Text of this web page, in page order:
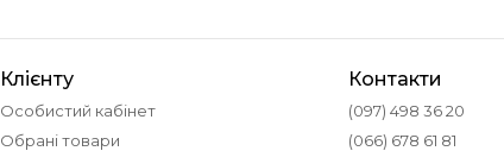
Клієнту
Особистий кабінет
Обрані товари
Контакти
(097) 498 36 20
(066) 678 61 81